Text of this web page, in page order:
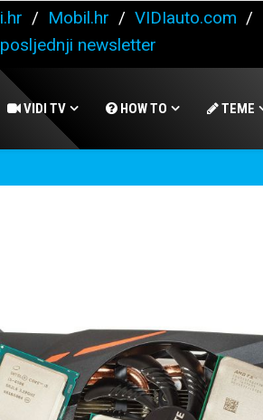
/ Mobil.hr / VIDIauto.com /
newsletter
VIDI TV HOW TO TEME